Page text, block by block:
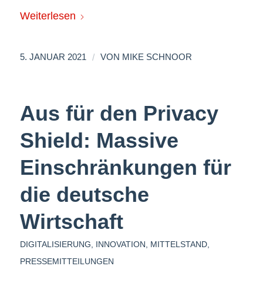
Weiterlesen
5. JANUAR 2021 / VON MIKE SCHNOOR
Aus für den Privacy
Shield: Massive
Einschränkungen für
die deutsche
Wirtschaft
DIGITALISIERUNG INNOVATION MITTELSTAND,
PRESSEMITTEILUNGEN